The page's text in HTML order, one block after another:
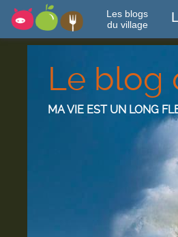
Les blogs
du village
Le blog
MA VIE EST UN LONG